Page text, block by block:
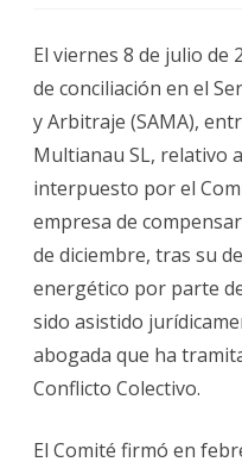
Personal
de
Limpieza
UZ
contra
la
de
jornada
por
cierres
energéticos
El viernes 8 de julio de
de conciliación en el
y Arbitraje (SAMA),
Multianau SL, relativo
interpuesto por el
empresa de
de diciembre, tras su
energético por parte
sido asistido
abogada que ha
Conflicto Colectivo.
El Comité firmó en